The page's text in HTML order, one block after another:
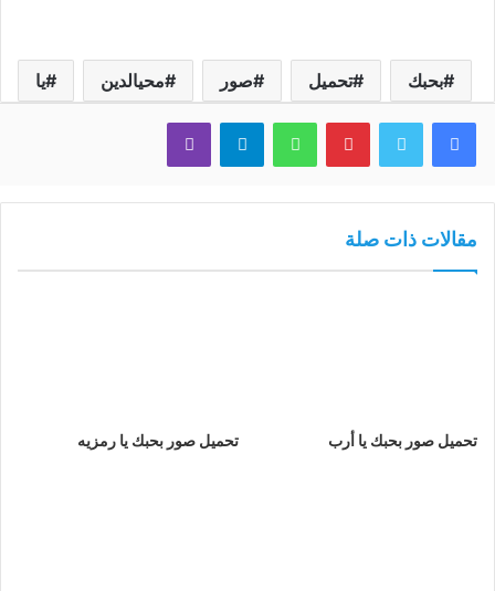
بحبك تحميل صور محيالدين يا
فيسبوك تويتر بينتيريستواتساب تيلقرام ڤايبر
مقالات ذات صلة
تحميل صور بحبك يا أرب تحميل صور بحبك يا رمزيه